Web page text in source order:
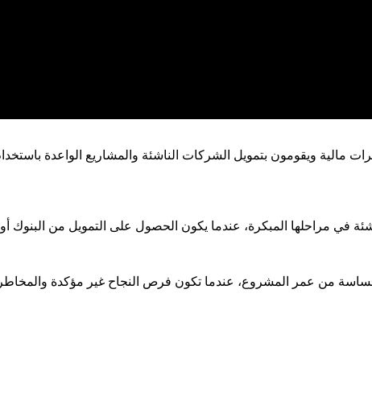
مالية ويقومون بتمويل الشركات الناشئة والمشاريع الواعدة
في مراحلها المبكرة، عندما يكون الحصول على التمويل من البنوك
من عمر المشروع، عندما تكون فرص النجاح غير مؤكدة